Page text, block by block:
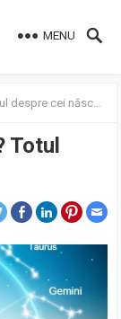
MENU
cei născuți azi
Totul